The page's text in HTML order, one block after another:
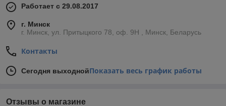
Работает с 29.08.2017
г. Минск
г. Минск, ул. Притыцкого 78, оф. 9Н , Минск, Беларусь
Контакты
Сегодня выходнойПоказать весь график работы
Отзывы о магазине